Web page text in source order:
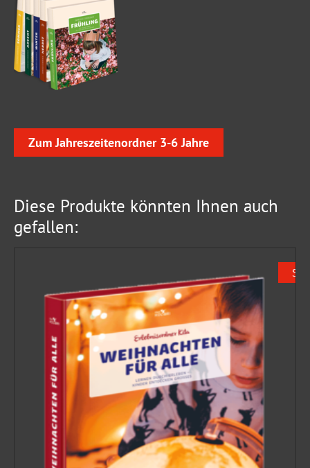
Zum Jahreszeitenordner 3-6 Jahre
Diese Produkte könnten Ihnen auch
gefallen: